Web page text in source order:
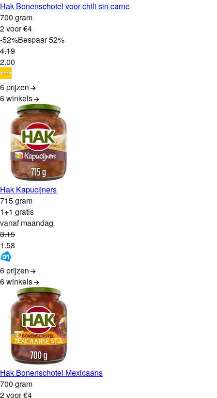
Hak Bonenschotel voor chili sin carne
700 gram
2 voor €4
-52%Bespaar52%
4.19
2.00
6 prijzen
6winkels
Hak Kapucijners
715 gram
1+1 gratis
vanaf maandag
3.15
1.58
6 prijzen
6winkels
Hak Bonenschotel Mexicaans
700 gram
2 voor €4